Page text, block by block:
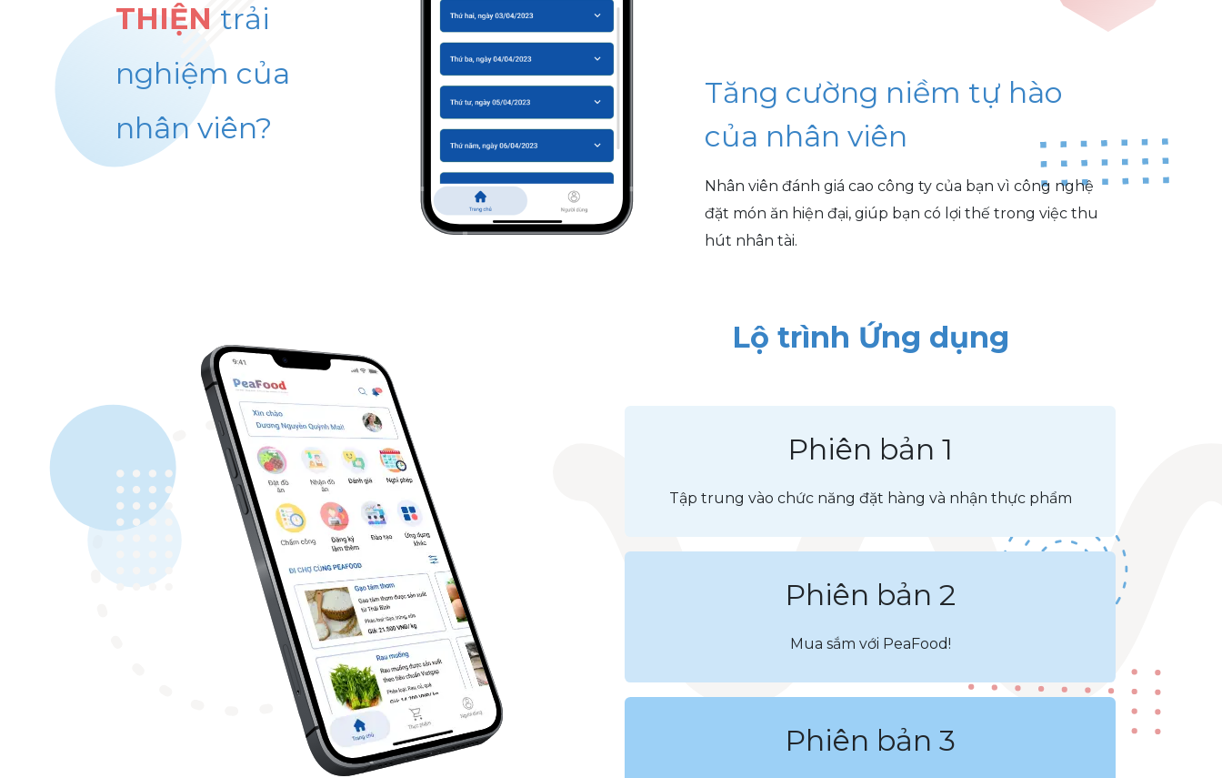
THIỆN trải
nghiệm của
nhân viên?
Tăng cường niềm tự hào
của nhân viên
Nhân viên đánh giá cao công ty của bạn vì công nghệ
đặt món ăn hiện đại, giúp bạn có lợi thế trong việc thu
hút nhân tài.
Lộ trình Ứng dụng
Phiên bản 1
Tập trung vào chức năng đặt hàng và nhận thực phẩm
Phiên bản 2
Mua sắm với PeaFood!
Phiên bản 3